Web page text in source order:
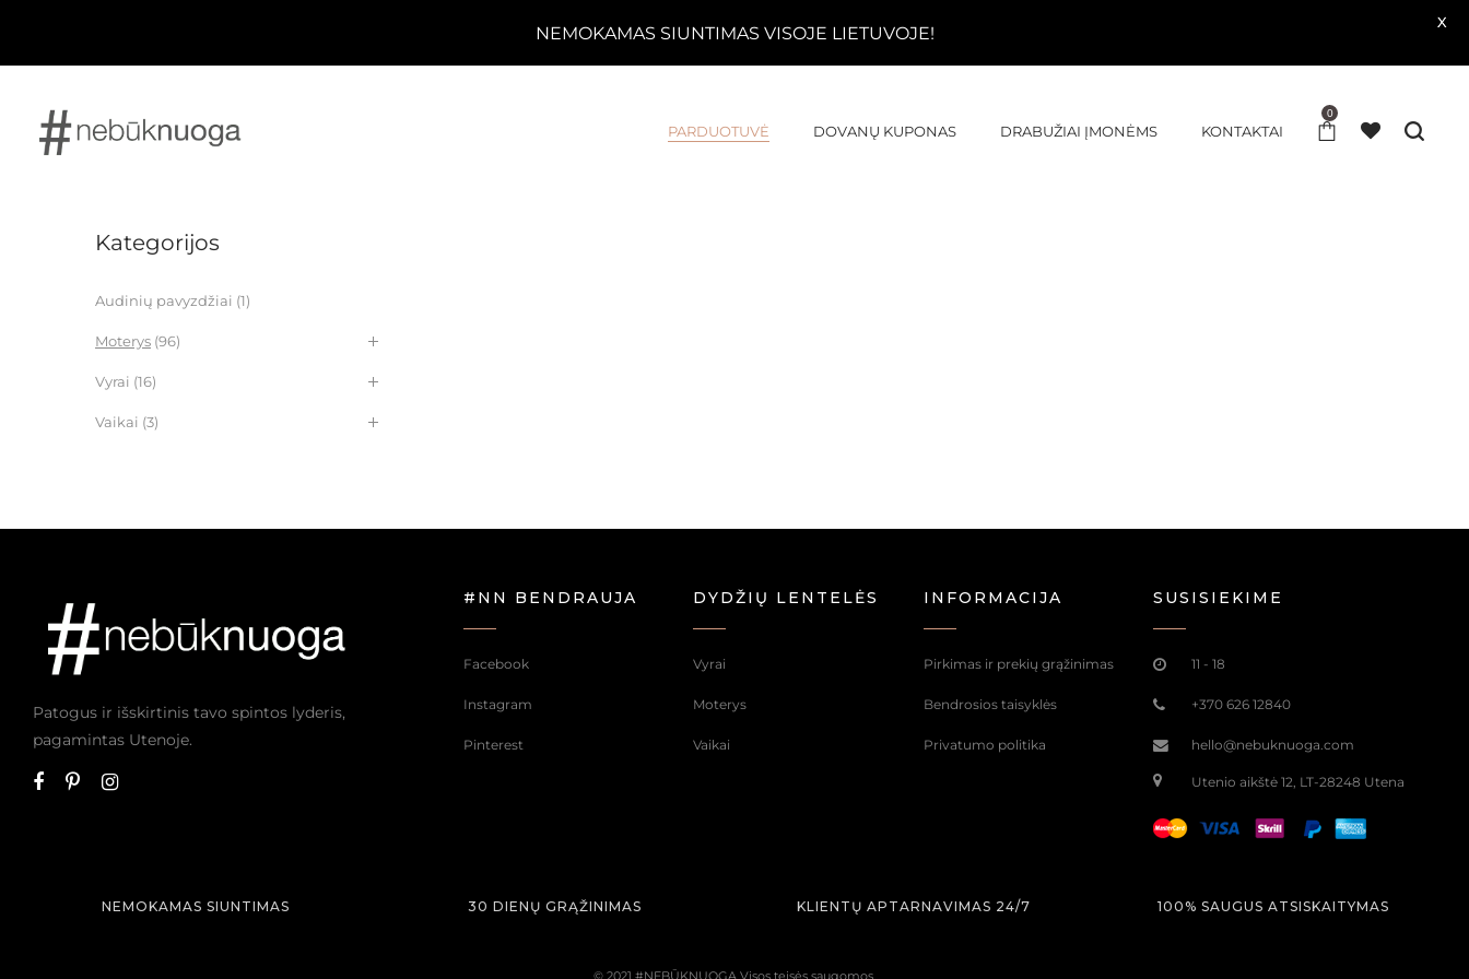
PARDUOTUVĖ DOVANŲ KUPONAS DRABUŽIAI ĮMONĖMS KONTAKTAI
0
Kategorijos
Audinių pavyzdžiai (1)
Moterys (96)
Vyrai (16)
Vaikai (3)
Patogus ir išskirtinis tavo spintos lyderis,
pagamintas Utenoje.
#NN BENDRAUJA
Facebook
Instagram
Pinterest
DYDŽIŲ LENTELĖS
Vyrai
Moterys
Vaikai
INFORMACIJA
Pirkimas ir prekių grąžinimas
Bendrosios taisyklės
Privatumo politika
SUSISIEKIME
11 - 18
+370 626 12840
hello@nebuknuoga.com
Utenio aikštė 12, LT-28248 Utena
NEMOKAMAS SIUNTIMAS 30 DIENŲ GRĄŽINIMAS KLIENTŲ APTARNAVIMAS 24/7 100% SAUGUS ATSISKAITYMAS
© 2021 #NEBŪKNUOGA Visos teisės saugomos.
NEMOKAMAS SIUNTIMAS VISOJE LIETUVOJE!
X